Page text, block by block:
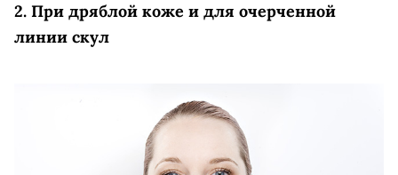
2. При дряблой коже и для очерченной
линии скул